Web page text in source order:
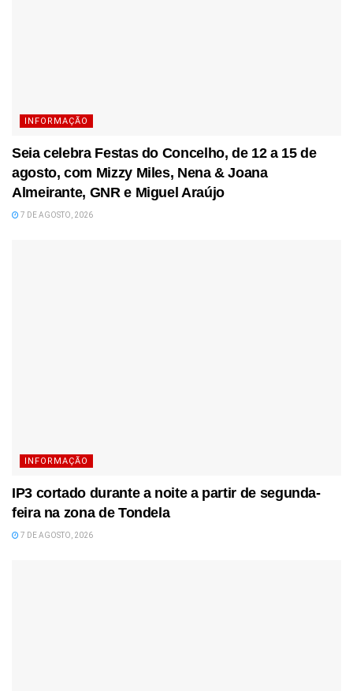
INFORMAÇÃO
Seia celebra Festas do Concelho, de 12 a 15 de
agosto, com Mizzy Miles, Nena & Joana
Almeirante, GNR e Miguel Araújo
7 DE AGOSTO, 2026
INFORMAÇÃO
IP3 cortado durante a noite a partir de segunda-
feira na zona de Tondela
7 DE AGOSTO, 2026